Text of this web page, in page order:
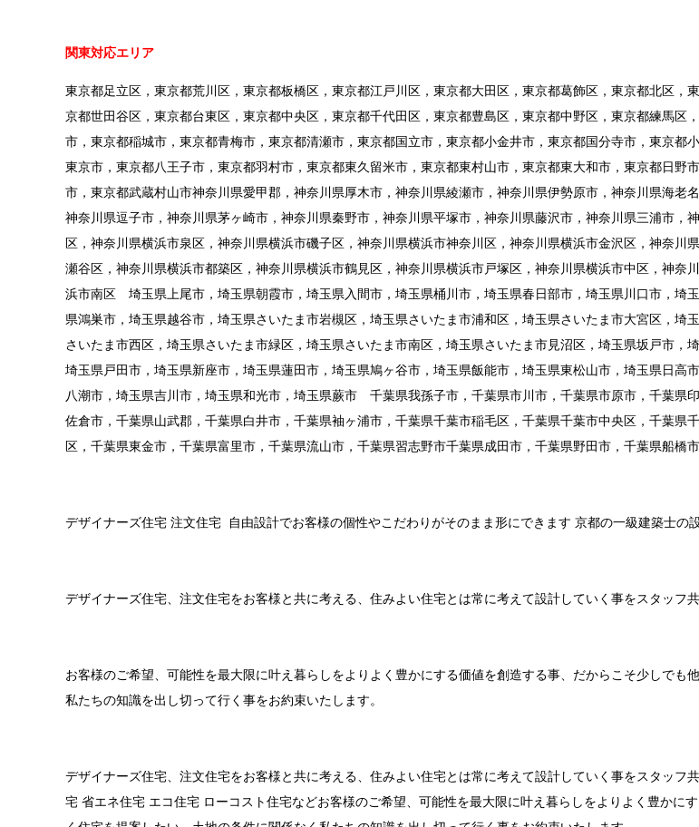
関東対応エリア
東京都足立区，東京都荒川区，東京都板橋区，東京都江戸川区，東京都大田区，東京都葛飾区，東京都北区
京都世田谷区，東京都台東区，東京都中央区，東京都千代田区，東京都豊島区，東京都中野区，東京都練馬
市，東京都稲城市，東京都青梅市，東京都清瀬市，東京都国立市，東京都小金井市，東京都国分寺市，東京
東京市，東京都八王子市，東京都羽村市，東京都東久留米市，東京都東村山市，東京都東大和市，東京都日
市，東京都武蔵村山市神奈川県愛甲郡，神奈川県厚木市，神奈川県綾瀬市，神奈川県伊勢原市，神奈川県海老
神奈川県逗子市，神奈川県茅ヶ崎市，神奈川県秦野市，神奈川県平塚市，神奈川県藤沢市，神奈川県三浦市
区，神奈川県横浜市泉区，神奈川県横浜市磯子区，神奈川県横浜市神奈川区，神奈川県横浜市金沢区，神奈
瀬谷区，神奈川県横浜市都築区，神奈川県横浜市鶴見区，神奈川県横浜市戸塚区，神奈川県横浜市中区，神
浜市南区 埼玉県上尾市，埼玉県朝霞市，埼玉県入間市，埼玉県桶川市，埼玉県春日部市，埼玉県川口市，埼
県鴻巣市，埼玉県越谷市，埼玉県さいたま市岩槻区，埼玉県さいたま市浦和区，埼玉県さいたま市大宮区，
さいたま市西区，埼玉県さいたま市緑区，埼玉県さいたま市南区，埼玉県さいたま市見沼区，埼玉県坂戸市，
埼玉県戸田市，埼玉県新座市，埼玉県蓮田市，埼玉県鳩ヶ谷市，埼玉県飯能市，埼玉県東松山市，埼玉県日
八潮市，埼玉県吉川市，埼玉県和光市，埼玉県蕨市 千葉県我孫子市，千葉県市川市，千葉県市原市，千葉県
佐倉市，千葉県山武郡，千葉県白井市，千葉県袖ヶ浦市，千葉県千葉市稲毛区，千葉県千葉市中央区，千葉
区，千葉県東金市，千葉県富里市，千葉県流山市，千葉県習志野市千葉県成田市，千葉県野田市，千葉県船
デザイナーズ住宅 注文住宅 自由設計でお客様の個性やこだわりがそのまま形にできます 京都の一級建築士の
デザイナーズ住宅、注文住宅をお客様と共に考える、住みよい住宅とは常に考えて設計していく事をスタッフ
お客様のご希望、可能性を最大限に叶え暮らしをよりよく豊かにする価値を創造する事、だからこそ少しでも
私たちの知識を出し切って行く事をお約束いたします。
デザイナーズ住宅、注文住宅をお客様と共に考える、住みよい住宅とは常に考えて設計していく事をスタッ
宅 省エネ住宅 エコ住宅 ローコスト住宅などお客様のご希望、可能性を最大限に叶え暮らしをよりよく豊かに